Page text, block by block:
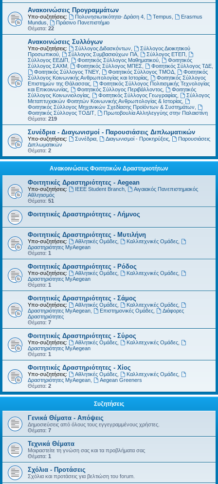
Ανακοινώσεις Προγραμμάτων
Υπο-συζητήσεις: Πολυνησιωτικότητα- Δράση 4, Tempus
Erasmus
Mundus
Πράσινο Πανεπιστήμιο
Θέματα: 22
Ανακοινώσεις Συλλόγων
Υπο-συζητήσεις: Σύλλογος Διδασκόντων
Σύλλογος Διοικητικού
Προσωπικού
Σύλλογος Συμβασιούχων ΠΑ, Σύλλογος ΕΤΕΠ
Σύλλογος ΕΕΔΙΠ
Φοιτητικός Σύλλογος Μαθηματικού,
Φοιτητικός
Σύλλογος ΣΑΧΜ
Φοιτητικός Σύλλογος ΜΠΕΣ Φοιτητικός Σύλλογος ΤΔΕ,
Φοιτητικός Σύλλογος ΤΝΕΥ, Φοιτητικός Σύλλογος ΤΜΟΔ,
Φοιτητικός
Σύλλογος Κοινωνικής Ανθρωπολογίας και Ιστορίας
Φοιτητικός Σύλλογος
Επιστημών της Θάλασσας
Φοιτητικός Σύλλογος Πολιτισμικής Τεχνολογίας
και Επικοινωνίας
Φοιτητικός Σύλλογος Περιβάλλοντος,
Φοιτητικός
Σύλλογος Κοινωνιολογίας
Φοιτητικός Σύλλογος Γεωγραφίας,
Σύλλογος
Μεταπτυχιακών Φοιτητών Κοινωνικής Ανθρωπολογίας & Ιστορίας
Φοιτητικός Σύλλογος Μηχανικών Σχεδίασης Προϊόντων & Συστημάτων
Φοιτητικός Σύλλογος ΤΟΔΙΤ
Πρωτοβουλία Αλληλεγγύης στην Παλαιστίνη
Θέματα: 219
Συνέδρια - Διαγωνισμοί - Παρουσιάσεις Διπλωματικών
Υπο-συζητήσεις: Συνέδρια, Διαγωνισμοί - Προκηρύξεις,
Παρουσιάσεις
Διπλωματικών
Θέματα: 2
Ανακοινώσεις Φοιτητικών Δραστηριοτήτων
Φοιτητικές Δραστηριότητες - Aegean
Υπο-συζητήσεις: IEEE Student Branch,
Αιγαιακός Πανεπιστημιακός
Αθλητισμός
Θέματα: 51
Φοιτητικές Δραστηριότητες - Λήμνος
Φοιτητικές Δραστηριότητες - Μυτιλήνη
Υπο-συζητήσεις: Αθλητικές Ομάδες, Καλλιτεχνικές Ομάδες,
Δραστηριότητες MyAegean
Θέματα: 1
Φοιτητικές Δραστηριότητες - Ρόδος
Υπο-συζητήσεις: Αθλητικές Ομάδες, Καλλιτεχνικές Ομάδες,
Δραστηριότητες MyAegean
Θέματα: 1
Φοιτητικές Δραστηριότητες - Σάμος
Υπο-συζητήσεις: Αθλητικές Ομάδες, Καλλιτεχνικές Ομάδες,
Δραστηριότητες MyAegean
Επιστημονικές Ομάδες,
Διάφορες
Δραστηριότητες
Θέματα: 7
Φοιτητικές Δραστηριότητες - Σύρος
Υπο-συζητήσεις: Αθλητικές Ομάδες, Καλλιτεχνικές Ομάδες,
Δραστηριότητες MyAegean
Θέματα: 1
Φοιτητικές Δραστηριότητες - Χίος
Υπο-συζητήσεις: Αθλητικές Ομάδες, Καλλιτεχνικές Ομάδες,
Δραστηριότητες MyAegean
Aegean Greeners
Θέματα: 2
Συζητήσεις
Γενικά Θέματα - Απόψεις
Δημοσιεύσεις από όλους τους εγγεγραμμένους χρήστες.
Θέματα: 7
Τεχνικά Θέματα
Μοιραστείτε τη γνώση σας και τα προβλήματα σας
Θέματα: 1
Σχόλια - Προτάσεις
Σχόλια και προτάσεις για βελτιώση του forum.